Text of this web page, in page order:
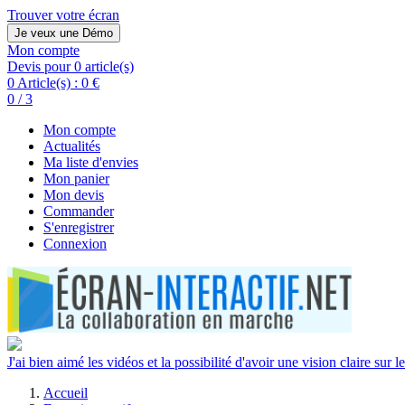
Trouver votre écran
Je veux une Démo
Mon compte
Devis pour 0 article(s)
0 Article(s) : 0 €
0 / 3
Mon compte
Actualités
Ma liste d'envies
Mon panier
Mon devis
Commander
S'enregistrer
Connexion
J'ai bien aimé les vidéos et la possibilité d'avoir une vision claire sur
Accueil